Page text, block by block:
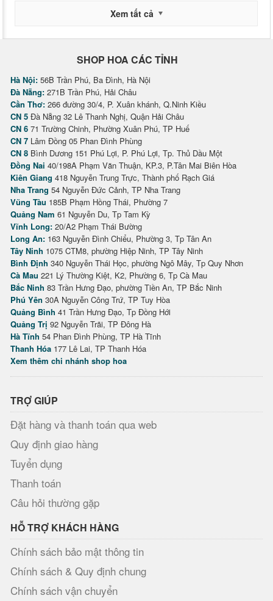
Xem tất cả
SHOP HOA CÁC TỈNH
Hà Nội: 56B Trần Phú, Ba Đình, Hà Nội
Đà Nẵng: 271B Trần Phú, Hải Châu
Cần Thơ: 266 đường 30/4, P. Xuân khánh, Q.Ninh Kiều
CN 5 Đà Nẵng 32 Lê Thanh Nghị, Quận Hải Châu
CN 6 71 Trường Chinh, Phường Xuân Phú, TP Huế
CN 7 Lâm Đồng 05 Phan Đình Phùng
CN 8 Bình Dương 151 Phú Lợi, P. Phú Lợi, Tp. Thủ Dầu Một
Đồng Nai 40/198A Phạm Văn Thuận, KP.3, P.Tân Mai Biên Hòa
Kiên Giang 418 Nguyễn Trung Trực, Thành phố Rạch Giá
Nha Trang 54 Nguyễn Đức Cảnh, TP Nha Trang
Vũng Tàu 185B Phạm Hồng Thái, Phường 7
Quảng Nam 61 Nguyễn Du, Tp Tam Kỳ
Vĩnh Long: 20/A2 Phạm Thái Bường
Long An: 163 Nguyễn Đình Chiểu, Phường 3, Tp Tân An
Tây Ninh 1075 CTM8, phường Hiệp Ninh, TP Tây Ninh
Bình Định 340 Nguyễn Thái Học, phường Ngô Mây, Tp Quy Nhơn
Cà Mau 221 Lý Thường Kiệt, K2, Phường 6, Tp Cà Mau
Bắc Ninh 83 Trần Hưng Đạo, phường Tiền An, TP Bắc Ninh
Phú Yên 30A Nguyễn Công Trứ, TP Tuy Hòa
Quảng Bình 41 Trần Hưng Đạo, Tp Đồng Hới
Quảng Trị 92 Nguyễn Trãi, TP Đông Hà
Hà Tĩnh 54 Phan Đình Phùng, TP Hà Tĩnh
Thanh Hóa 177 Lê Lai, TP Thanh Hóa
Xem thêm chi nhánh shop hoa
TRỢ GIÚP
Đặt hàng và thanh toán qua web
Quy định giao hàng
Tuyển dụng
Thanh toán
Câu hỏi thường gặp
HỖ TRỢ KHÁCH HÀNG
Chính sách bảo mật thông tin
Chính sách & Quy định chung
Chính sách vận chuyển